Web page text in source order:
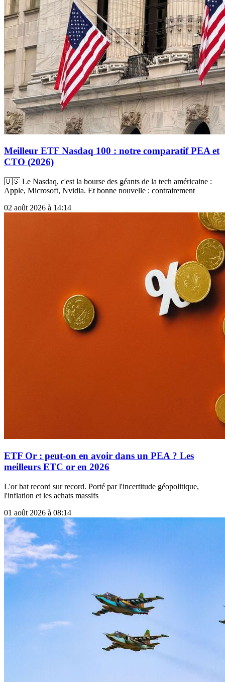
Meilleur ETF Nasdaq 100 : notre comparatif PEA et
CTO (2026)
🇺🇸 Le Nasdaq, c'est la bourse des géants de la tech américaine :
Apple, Microsoft, Nvidia. Et bonne nouvelle : contrairement
02 août 2026 à 14:14
ETF Or : peut-on en avoir dans un PEA ? Les
meilleurs ETC or en 2026
L'or bat record sur record. Porté par l'incertitude géopolitique,
l'inflation et les achats massifs
01 août 2026 à 08:14